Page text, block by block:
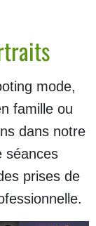
mode,
famille ou
dans notre
séances
prises de